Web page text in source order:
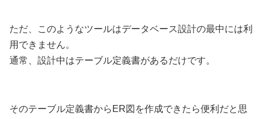
ただ、このようなツールはデータベース設計の最中には利
用できません。
通常、設計中はテーブル定義書があるだけです。
そのテーブル定義書からER図を作成できたら便利だと思